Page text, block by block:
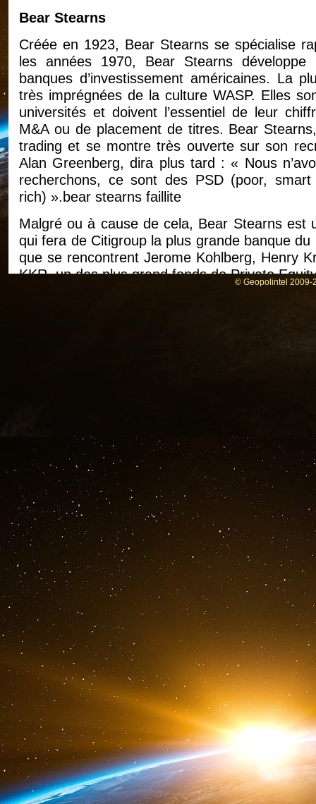
Bear Stearns
Créée en 1923, Bear Stearns se spécialise
les années 1970, Bear Stearns
banques d’investissement américaines. La
très imprégnées de la culture WASP. Elles
universités et doivent l’essentiel de leur
M&A ou de placement de titres. Bear
trading et se montre très ouverte sur son
Alan Greenberg, dira plus tard : « Nous
recherchons, ce sont des PSD (poor,
rich) ».bear stearns faillite
Malgré ou à cause de cela, Bear Stearns est
qui fera de Citigroup la plus grande banque
que se rencontrent Jerome Kohlberg, Henry
KKR, un des plus grand fonds de Private
fondre et son cours de bourse chuter. La
finalement J.P. Morgan qui rachète la
16 mars 2008. La chute de Bear Stearns
Brothers quelques mois plus tard en
Drexel Burnham Lambert
Bienvenue au cœur du Wall Street
« junk bonds », littéralement des «
dette risquée représentera, en 1989 à son
homme est à la manœuvre, il s’agit de
Milken intègre la petite banque d’affaires
1973, Drexel fusionne avec Burnham, un
déjà très discutables. Milken comprend très
« junk bonds », il comprend aussi qu’en les
un portefeuille finalement bien diversifié,
se trouve le célèbre trader Ivan Boesky,
en vigueur dans le pays : délit d’initiés,
marché… En 1987, l’année du krach
de 550 millions de dollars. C’est pourtant
collabore avec le FBI depuis 1986 pour
Milken s’engage dans une bataille juridique
Drexel qui fait faillite la même année.
© Geopolintel 2009-